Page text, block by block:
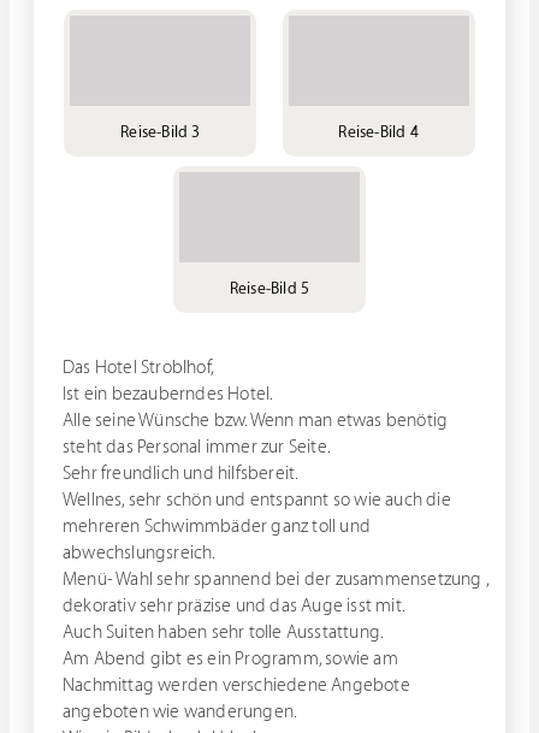
Reise-Bild 3 Reise-Bild 4
Reise-Bild 5
Das Hotel Stroblhof,
Ist ein bezauberndes Hotel.
Alle seine Wünsche bzw. Wenn man etwas benötig
steht das Personal immer zur Seite.
Sehr freundlich und hilfsbereit.
Wellnes, sehr schön und entspannt so wie auch die
mehreren Schwimmbäder ganz toll und
abwechslungsreich.
Menü- Wahl sehr spannend bei der zusammensetzung ,
dekorativ sehr präzise und das Auge isst mit.
Auch Suiten haben sehr tolle Ausstattung.
Am Abend gibt es ein Programm, sowie am
Nachmittag werden verschiedene Angebote
angeboten wie wanderungen.